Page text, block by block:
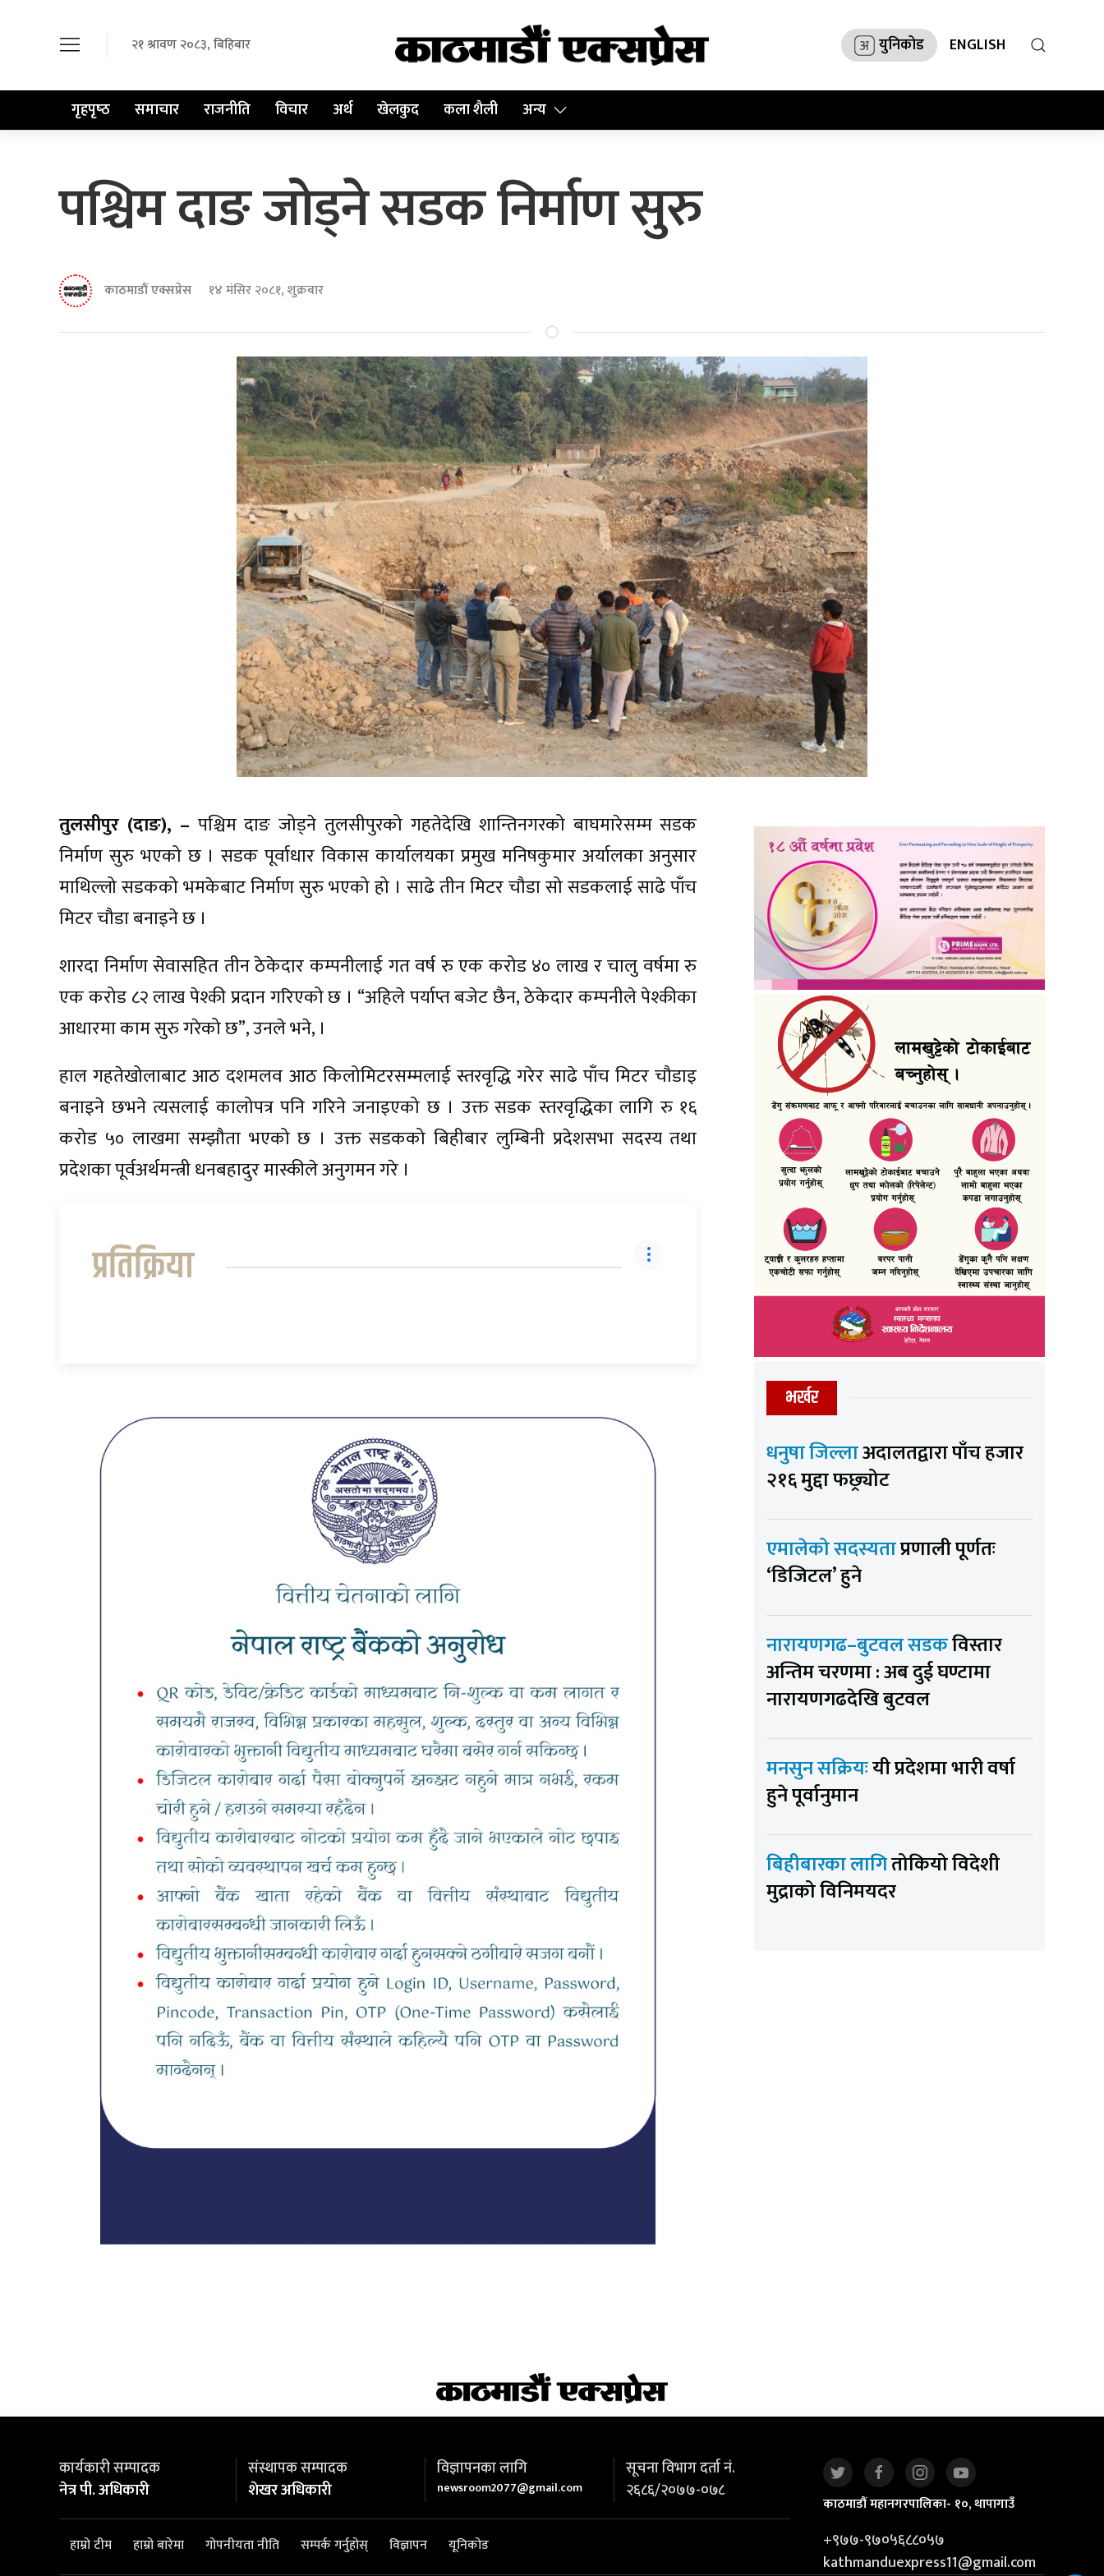
२१ श्रावण २०८३, बिहिबार युनिकोड ENGLISH
गृहपृष्‍ठ समाचार राजनीति विचार अर्थ खेलकुद कला शैली अन्य
पश्चिम दाङ जोड्ने सडक निर्माण सुरु
काठमाडौं एक्सप्रेस १४ मंसिर २०८१, शुक्रबार
तुलसीपुर (दाङ), – पश्चिम दाङ जोड्ने तुलसीपुरको गहतेदेखि शान्तिनगरको बाघमारेसम्म सडक
निर्माण सुरु भएको छ । सडक पूर्वाधार विकास कार्यालयका प्रमुख मनिषकुमार अर्यालका अनुसार
माथिल्लो सडकको भमकेबाट निर्माण सुरु भएको हो । साढे तीन मिटर चौडा सो सडकलाई साढे पाँच
मिटर चौडा बनाइने छ ।
शारदा निर्माण सेवासहित तीन ठेकेदार कम्पनीलाई गत वर्ष रु एक करोड ४० लाख र चालु वर्षमा रु
एक करोड ८२ लाख पेश्की प्रदान गरिएको छ । “अहिले पर्याप्त बजेट छैन, ठेकेदार कम्पनीले पेश्कीका
आधारमा काम सुरु गरेको छ”, उनले भने, ।
हाल गहतेखोलाबाट आठ दशमलव आठ किलोमिटरसम्मलाई स्तरवृद्धि गरेर साढे पाँच मिटर चौडाइ
बनाइने छभने त्यसलाई कालोपत्र पनि गरिने जनाइएको छ । उक्त सडक स्तरवृद्धिका लागि रु १६
करोड ५० लाखमा सम्झौता भएको छ । उक्त सडकको बिहीबार लुम्बिनी प्रदेशसभा सदस्य तथा
प्रदेशका पूर्वअर्थमन्त्री धनबहादुर मास्कीले अनुगमन गरे ।
प्रतिक्रिया
भर्खर
धनुषा जिल्लाअदालतद्वारा पाँच हजार
२१६ मुद्दा फछ्र्योट
एमालेको सदस्यताप्रणाली पूर्णतः
‘डिजिटल’ हुने
नारायणगढ–बुटवल सडकविस्तार
अन्तिम चरणमा : अब दुई घण्टामा
नारायणगढदेखि बुटवल
मनसुन सक्रियःयी प्रदेशमा भारी वर्षा
हुने पूर्वानुमान
बिहीबारका लागितोकियो विदेशी
मुद्राको विनिमयदर
कार्यकारी सम्पादक
नेत्र पी. अधिकारी
संस्थापक सम्पादक
शेखर अधिकारी
विज्ञापनका लागि
newsroom2077@gmail.com
सूचना विभाग दर्ता नं.
२६८६/२०७७-०७८
हाम्रो टीम हाम्रो बारेमा गोपनीयता नीति सम्पर्क गर्नुहोस् विज्ञापन यूनिकोड
काठमाडौं महानगरपालिका- १०, थापागाउँ
+९७७-९७०५६८८०५७
kathmanduexpress11@gmail.com